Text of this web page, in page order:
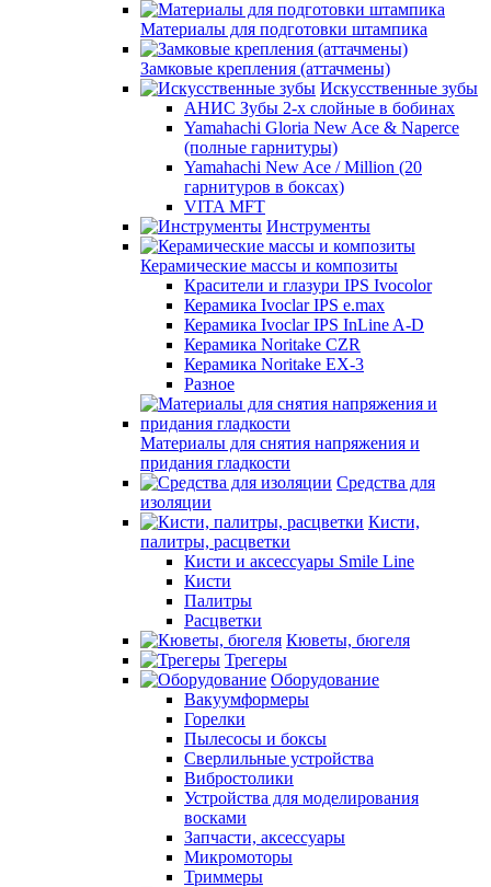
Материалы для подготовки штампика
Замковые крепления (аттачмены)
Искусственные зубы
АНИС Зубы 2-х слойные в бобинах
Yamahachi Gloria New Ace & Naperce
(полные гарнитуры)
Yamahachi New Ace / Million (20
гарнитуров в боксах)
VITA MFT
Инструменты
Керамические массы и композиты
Красители и глазури IPS Ivocolor
Керамика Ivoclar IPS e.max
Керамика Ivoclar IPS InLine A-D
Керамика Noritake CZR
Керамика Noritake EX-3
Разное
Материалы для снятия напряжения и
придания гладкости
Средства для
изоляции
Кисти,
палитры, расцветки
Кисти и аксессуары Smile Line
Кисти
Палитры
Расцветки
Кюветы, бюгеля
Трегеры
Оборудование
Вакуумформеры
Горелки
Пылесосы и боксы
Сверлильные устройства
Вибростолики
Устройства для моделирования
восками
Запчасти, аксессуары
Микромоторы
Триммеры